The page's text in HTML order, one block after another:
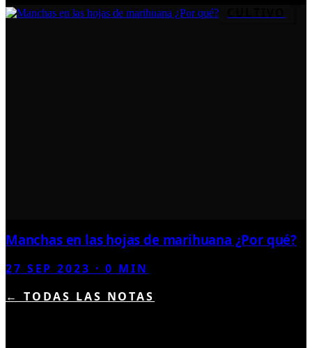
Manchas en las hojas de marihuana ¿Por qué?
27 SEP 2023 ·0 MIN
← TODAS LAS NOTAS